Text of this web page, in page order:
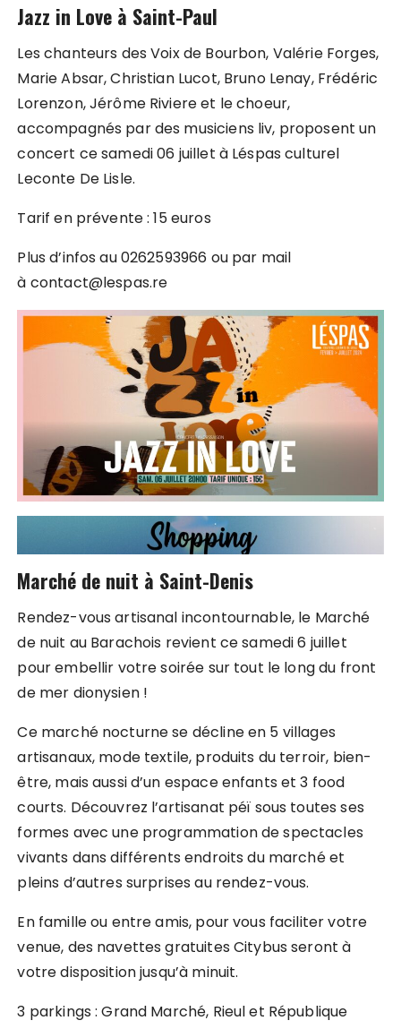
Jazz in Love à Saint-Paul
Les chanteurs des Voix de Bourbon, Valérie Forges,
Marie Absar, Christian Lucot, Bruno Lenay, Frédéric
Lorenzon, Jérôme Riviere et le choeur,
accompagnés par des musiciens liv, proposent un
concert ce samedi 06 juillet à Léspas culturel
Leconte De Lisle.
Tarif en prévente : 15 euros
Plus d’infos au 0262593966 ou par mail
à contact@lespas.re
Marché de nuit à Saint-Denis
Rendez-vous artisanal incontournable, le Marché
de nuit au Barachois revient ce samedi 6 juillet
pour embellir votre soirée sur tout le long du front
de mer dionysien !
Ce marché nocturne se décline en 5 villages
artisanaux, mode textile, produits du terroir, bien-
être, mais aussi d’un espace enfants et 3 food
courts. Découvrez l’artisanat péï sous toutes ses
formes avec une programmation de spectacles
vivants dans différents endroits du marché et
pleins d’autres surprises au rendez-vous.
En famille ou entre amis, pour vous faciliter votre
venue, des navettes gratuites Citybus seront à
votre disposition jusqu’à minuit.
3 parkings : Grand Marché, Rieul et République